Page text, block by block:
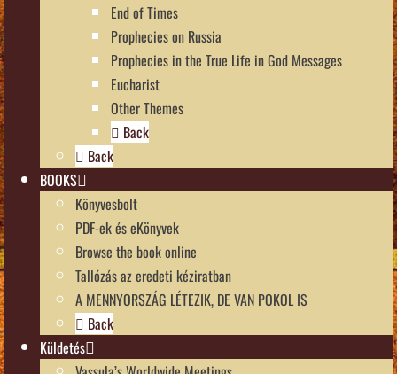
End of Times
Prophecies on Russia
Prophecies in the True Life in God Messages
Eucharist
Other Themes
Back
Back
BOOKS
Könyvesbolt
PDF-ek és eKönyvek
Browse the book online
Tallózás az eredeti kéziratban
A MENNYORSZÁG LÉTEZIK, DE VAN POKOL IS
Back
Küldetés